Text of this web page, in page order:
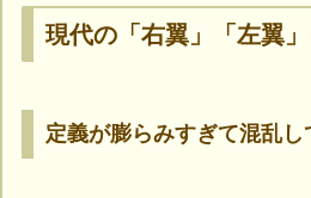
現代の「右翼」「左翼
定義が膨らみすぎて混乱し